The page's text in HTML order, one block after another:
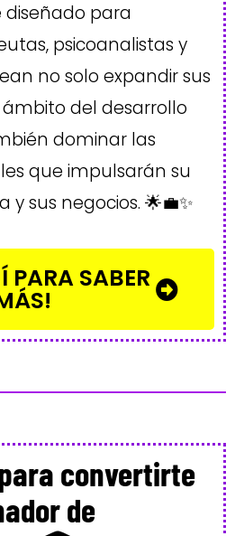
para
psicoanalistas y
no solo expandir sus
del desarrollo
dominar las
que impulsarán su
sus negocios. 🌟💼✨
PARA SABER
convertirte
de